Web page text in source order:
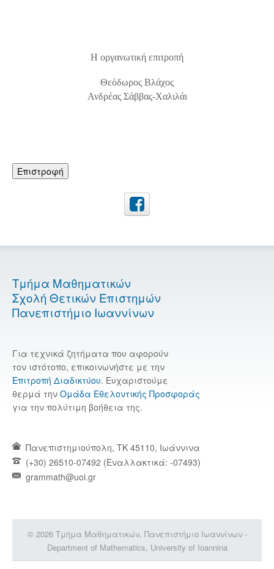
Η οργανωτική επιτροπή
Θεόδωρος Βλάχος
Ανδρέας Σάββας-Χαλιλάι
Επιστροφή
Τμήμα Μαθηματικών
Σχολή Θετικών Επιστημών
Πανεπιστήμιο Ιωαννίνων
Για τεχνικά ζητήματα που αφορούν
τον ιστότοπο, επικοινωνήστε με την
Επιτροπή Διαδικτύου. Ευχαριστούμε
θερμά την Ομάδα Εθελοντικής Προσφοράς
για την πολύτιμη βοήθεια της.
Πανεπιστημιούπολη, TK 45110, Ιωάννινα
(+30) 26510-07492 (Εναλλακτικά: -07493)
grammath@uoi.gr
© 2026 Τμήμα Μαθηματικών, Πανεπιστήμιο Ιωαννίνων -
Department of Mathematics, University of Ioannina